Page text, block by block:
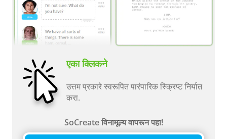
एका क्लिकने
उत्तम प्रकारे स्वरूपित पारंपारिक स्क्रिप्ट निर्यात
करा.
SoCreate विनामूल्य वापरून पहा!